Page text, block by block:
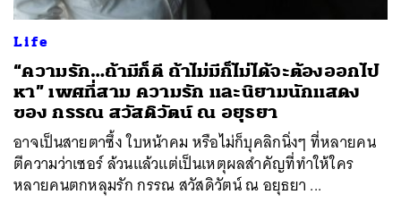
Life
“ความรัก…ถ้ามีก็ดี ถ้าไม่มีก็ไม่ได้จะต้องออกไป
หา” เพศที่สาม ความรัก และนิยามนักแสดง
ของ กรรณ สวัสดิวัตน์ ณ อยุธยา
อาจเป็นสายตาซึ้ง ใบหน้าคม หรือไม่ก็บุคลิกนิ่งๆ ที่หลายคน
ตีความว่าเซอร์ ล้วนแล้วแต่เป็นเหตุผลสำคัญที่ทำให้ใคร
หลายคนตกหลุมรัก กรรณ สวัสดิวัตน์ ณ อยุธยา ...